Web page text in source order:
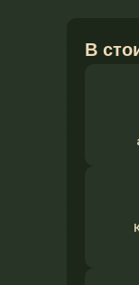
В